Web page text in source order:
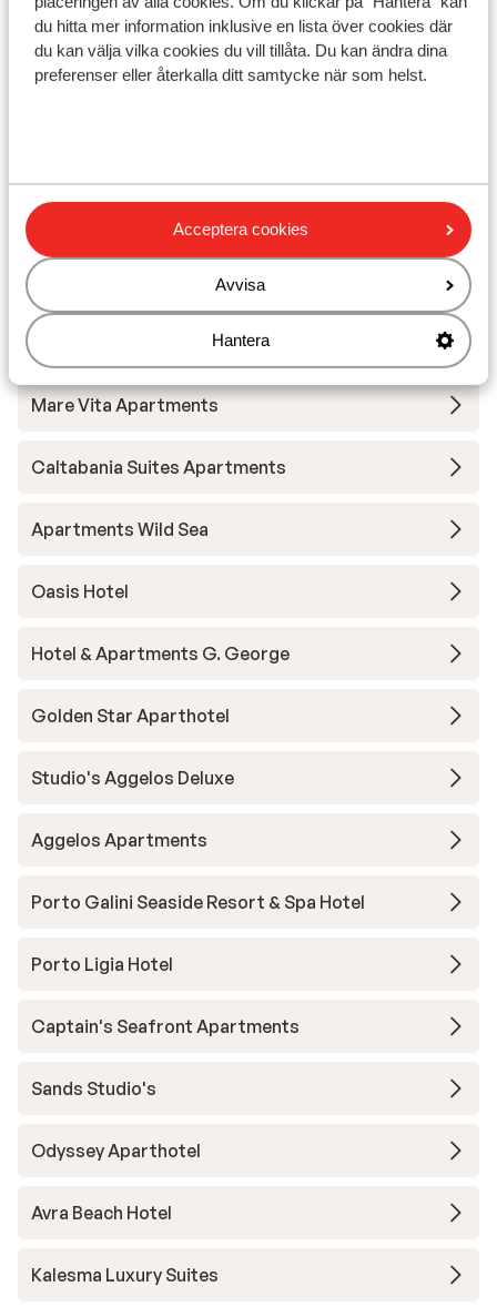
du hitta mer information inklusive en lista över cookies där
du kan välja vilka cookies du vill tillåta. Du kan ändra dina
preferenser eller återkalla ditt samtycke när som helst.
Acceptera cookies
Avvisa
Hantera
solstolar (mot betalning) , parasoll (mot betalning)
)
Avstånd till centrum: ca 800 m
town, Lygia, Nikiana.
Närmaste butiker ca 200 m
Närmaste kiosk ca 200 m
Närmaste restaurang ca 600 m
Andra boenden i Lefkas
Mare Vita Apartments
Caltabania Suites Apartments
Apartments Wild Sea
Oasis Hotel
Hotel & Apartments G. George
Golden Star Aparthotel
Studio's Aggelos Deluxe
Aggelos Apartments
Porto Galini Seaside Resort & Spa Hotel
Porto Ligia Hotel
Captain's Seafront Apartments
Sands Studio's
Odyssey Aparthotel
Avra Beach Hotel
Kalesma Luxury Suites